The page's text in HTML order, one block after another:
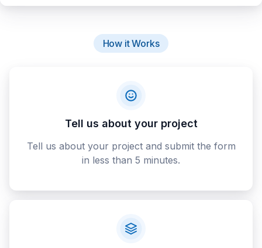
How it Works
Tell us about your project
Tell us about your project and submit the form
in less than 5 minutes.